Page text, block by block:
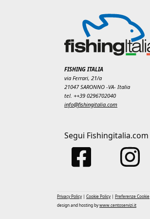
FISHING ITALIA
via Ferrari, 21/a
21047 SARONNO -VA- Italia
tel. ++39 0296702040
info@fishingitalia.com
Segui Fishingitalia.com
Privacy Policy | Cookie Policy | Preferenze Cookie
design and hosting bywww.centoservizi.it